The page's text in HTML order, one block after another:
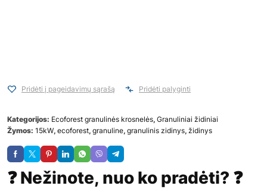
Pridėti į pageidavimų sąrašą Pridėti palyginti
Kategorijos: Ecoforest granulinės krosnelės, Granuliniai židiniai
Žymos: 15kW, ecoforest, granuline, granulinis zidinys, židinys
❓ Nežinote, nuo ko pradėti? ❓